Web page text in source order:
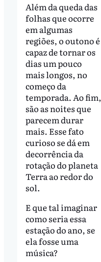
Além da queda das
folhas que ocorre
em algumas
regiões, o outono é
capaz de tornar os
dias um pouco
mais longos, no
começo da
temporada. Ao fim,
são as noites que
parecem durar
mais. Esse fato
curioso se dá em
decorrência da
rotação do planeta
Terra ao redor do
sol.
E que tal imaginar
como seria essa
estação do ano, se
ela fosse uma
música?